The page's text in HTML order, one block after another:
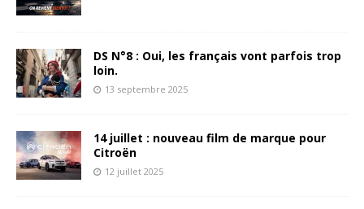
DS N°8 : Oui, les français vont parfois trop
loin.
13 septembre 2025
14 juillet : nouveau film de marque pour
Citroën
12 juillet 2025